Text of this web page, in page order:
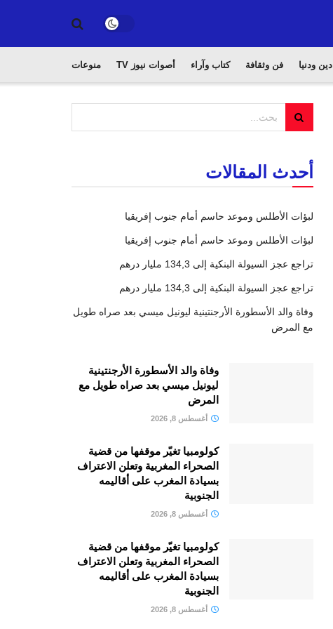
دين ودنيا فن وثقافة كتاب وآراء أصوات نيوز TV منوعات
أحدث المقالات
لبؤات الأطلس وموعد حاسم أمام جنوب إفريقيا
لبؤات الأطلس وموعد حاسم أمام جنوب إفريقيا
تراجع عجز السيولة البنكية إلى 134,3 مليار درهم
تراجع عجز السيولة البنكية إلى 134,3 مليار درهم
وفاة والد الأسطورة الأرجنتينية ليونيل ميسي بعد صراه طويل
مع المرض
وفاة والد الأسطورة الأرجنتينية
ليونيل ميسي بعد صراه طويل مع
المرض
أغسطس 8, 2026
كولومبيا تغيّر موقفها من قضية
الصحراء المغربية وتعلن الاعتراف
بسيادة المغرب على أقاليمه
الجنوبية
أغسطس 8, 2026
كولومبيا تغيّر موقفها من قضية
الصحراء المغربية وتعلن الاعتراف
بسيادة المغرب على أقاليمه
الجنوبية
أغسطس 8, 2026